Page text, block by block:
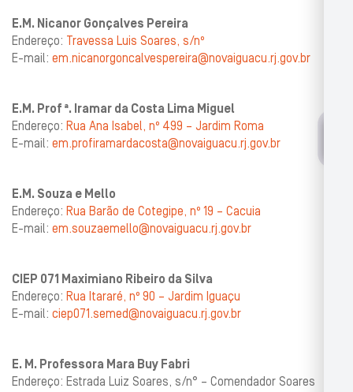
E.M. Nicanor Gonçalves Pereira
Endereço:
Travessa Luis Soares, s/nº
E-mail: em.nicanorgoncalvespereira@novaiguacu.rj.gov.br
E.M. Prof ª. Iramar da Costa Lima Miguel
Endereço: Rua Ana Isabel, nº 499 – Jardim Roma
E-mail: em.profiramardacosta@novaiguacu.rj.gov.br
E.M. Souza e Mello
Endereço: Rua Barão de Cotegipe, nº 19 – Cacuia
E-mail: em.souzaemello@novaiguacu.rj.gov.br
CIEP 071 Maximiano Ribeiro da Silva
Endereço: Rua Itararé, nº 90 – Jardim Iguaçu
E-mail: ciep071.semed@novaiguacu.rj.gov.br
E. M. Professora Mara Buy Fabri
Endereço: Estrada Luiz Soares, s/n° – Comendador Soares